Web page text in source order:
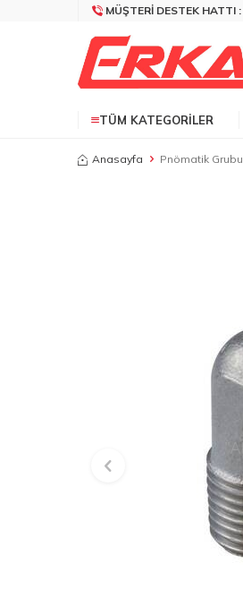
MÜŞTERI DESTEK HATTI :
TÜM KATEGORILER
Anasayfa Pnömatik Grubu